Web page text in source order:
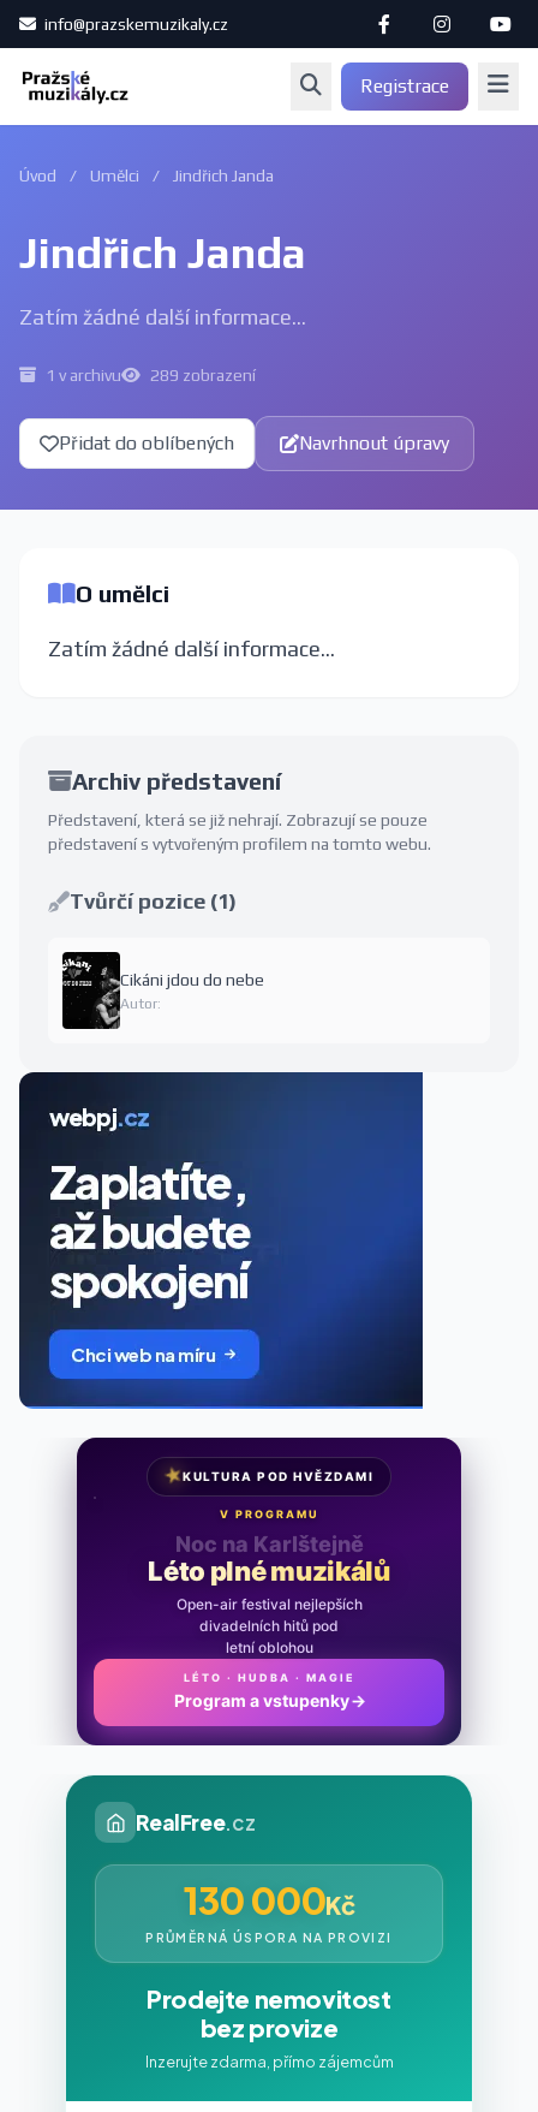
info@prazskemuzikaly.cz
Registrace
Úvod / Umělci / Jindřich Janda
Jindřich Janda
Zatím žádné další informace...
1 v archivu 289 zobrazení
Přidat do oblíbených Navrhnout úpravy
O umělci
Zatím žádné další informace...
Archiv představení
Představení, která se již nehrají. Zobrazují se pouze
představení s vytvořeným profilem na tomto webu.
Tvůrčí pozice (1)
Cikáni jdou do nebe
Autor:
★KULTURA POD HVĚZDAMI
V PROGRAMU
Noc na Karlštejně
Léto plné muzikálů
Open-air festival nejlepších
divadelních hitů pod
letní oblohou
LÉTO · HUDBA · MAGIE
Program a vstupenky →
RealFree.cz
130 000Kč
PRŮMĚRNÁ ÚSPORA NA PROVIZI
Prodejte nemovitost
bez provize
Inzerujte zdarma, přímo zájemcům